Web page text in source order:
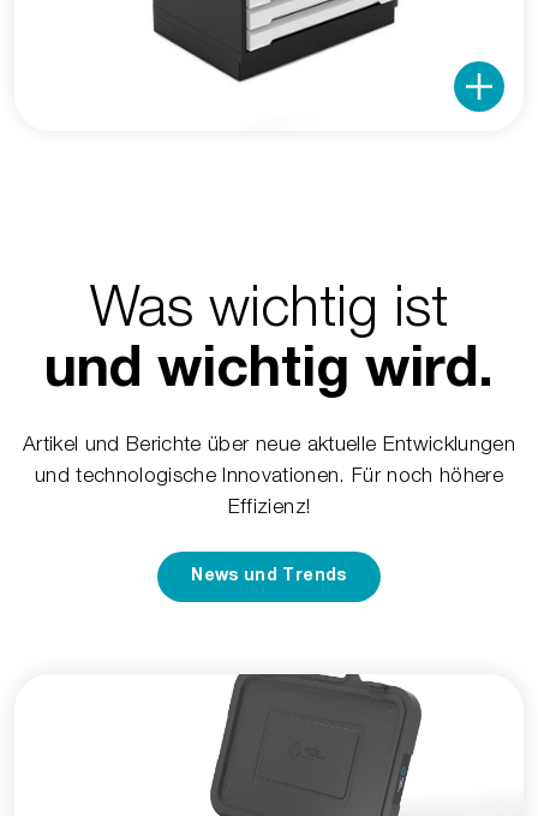
Was wichtig ist
und wichtig wird.
Artikel und Berichte über neue aktuelle Entwicklungen
und technologische Innovationen. Für noch höhere
Effizienz!
News und Trends